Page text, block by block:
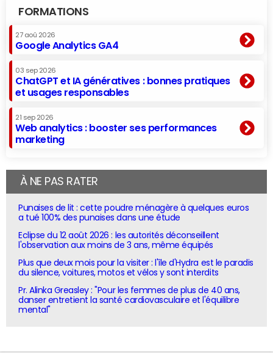
FORMATIONS
27 aoû 2026
Google Analytics GA4
03 sep 2026
ChatGPT et IA génératives : bonnes pratiques
et usages responsables
21 sep 2026
Web analytics : booster ses performances
marketing
À NE PAS RATER
Punaises de lit : cette poudre ménagère à quelques euros
a tué 100% des punaises dans une étude
Eclipse du 12 août 2026 : les autorités déconseillent
l'observation aux moins de 3 ans, même équipés
Plus que deux mois pour la visiter : l'île d'Hydra est le paradis
du silence, voitures, motos et vélos y sont interdits
Pr. Alinka Greasley : "Pour les femmes de plus de 40 ans,
danser entretient la santé cardiovasculaire et l'équilibre
mental"